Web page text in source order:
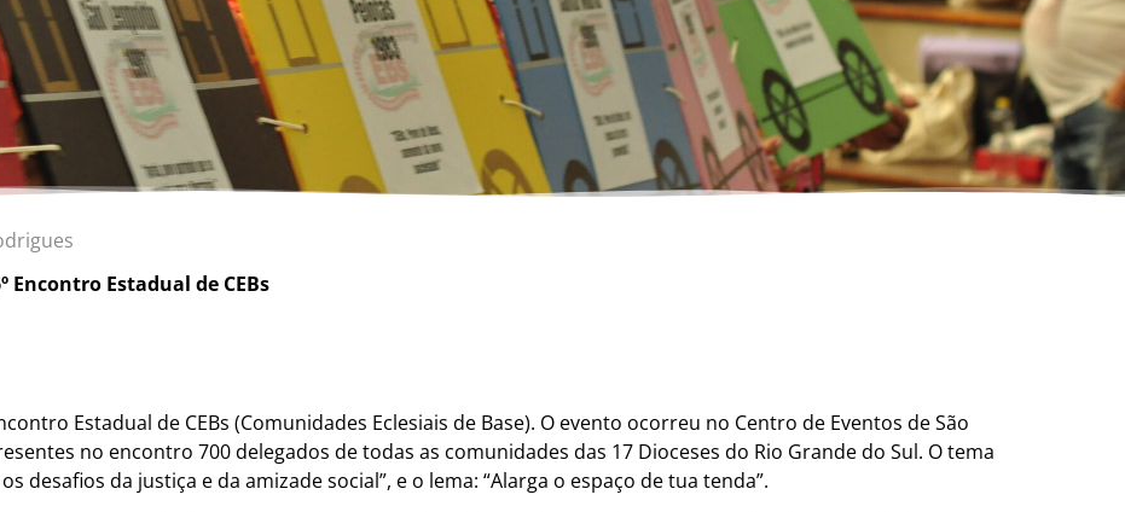
Encontro Estadual de CEBs
Estadual de CEBs (Comunidades Eclesiais de Base). O evento ocorreu no Centro de Eventos de São
no encontro 700 delegados de todas as comunidades das 17 Dioceses do Rio Grande do Sul. O tema
desafios da justiça e da amizade social”, e o lema: “Alarga o espaço de tua tenda”.